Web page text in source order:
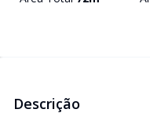
Descrição